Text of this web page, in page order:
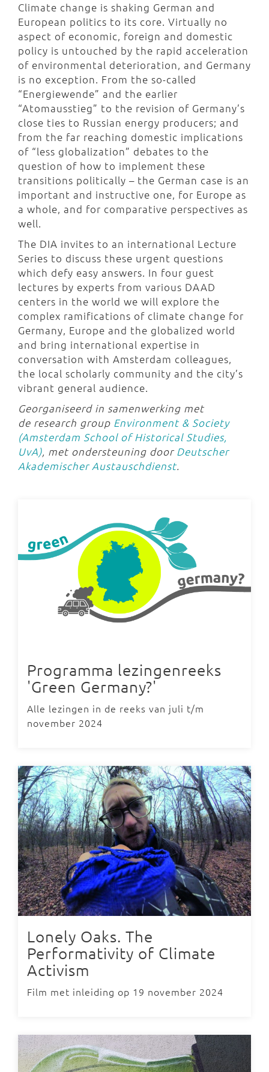
Climate change is shaking German and
European politics to its core. Virtually no
aspect of economic, foreign and domestic
policy is untouched by the rapid acceleration
of environmental deterioration, and Germany
is no exception. From the so-called
“Energiewende” and the earlier
“Atomausstieg” to the revision of Germany’s
close ties to Russian energy producers; and
from the far reaching domestic implications
of “less globalization” debates to the
question of how to implement these
transitions politically – the German case is an
important and instructive one, for Europe as
a whole, and for comparative perspectives as
well.
The DIA invites to an international Lecture
Series to discuss these urgent questions
which defy easy answers. In four guest
lectures by experts from various DAAD
centers in the world we will explore the
complex ramifications of climate change for
Germany, Europe and the globalized world
and bring international expertise in
conversation with Amsterdam colleagues,
the local scholarly community and the city’s
vibrant general audience.
Georganiseerd in samenwerking met
de research group Environment & Society
(Amsterdam School of Historical Studies,
UvA), met ondersteuning doorDeutscher
Akademischer Austauschdienst.
Programma lezingenreeks
'Green Germany?'
Alle lezingen in de reeks van juli t/m
november 2024
Lonely Oaks. The
Performativity of Climate
Activism
Film met inleiding op 19 november 2024